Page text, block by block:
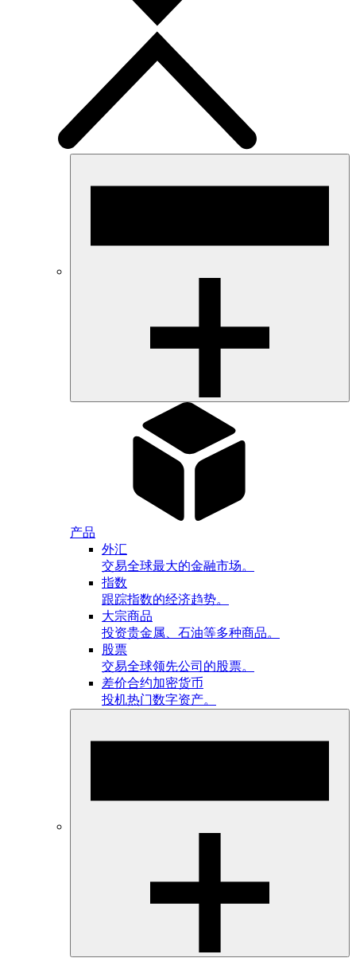
产品
外汇
交易全球最大的金融市场。
指数
跟踪指数的经济趋势。
大宗商品
投资贵金属、石油等多种商品。
股票
交易全球领先公司的股票。
差价合约加密货币
投机热门数字资产。